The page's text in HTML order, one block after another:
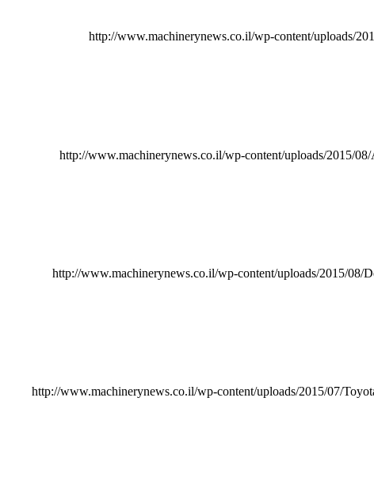
http://www.machinerynews.co.il/wp-content/uploads/
http://www.machinerynews.co.il/wp-content/uploads/2015/
http://www.machinerynews.co.il/wp-content/uploads/2015/08/
http://www.machinerynews.co.il/wp-content/uploads/2015/07/